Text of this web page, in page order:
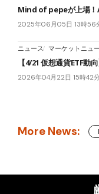
Mind of pepeが上場！
2025年06月05日 13時56
ニュース マーケットニュ
【4/21 仮想通貨ETF動
2026年04月22日 15時42
More News: